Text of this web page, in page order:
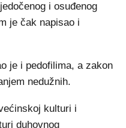
i osuđenog
je čak napisao i
je i pedofilima, a zakon
nedužnih.
kulturi i
duhovnog